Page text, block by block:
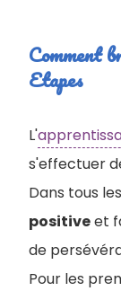
Comment
Etapes
L'
s'effectuer
Dans tous
positiveet
de
Pour les